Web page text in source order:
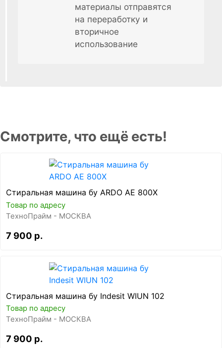
материалы отправятся
на переработку и
вторичное
использование
Смотрите, что ещё есть!
Стиральная машина бу ARDO AE 800X
Товар по адресу
ТехноПрайм - МОСКВА
7 900 р.
Стиральная машина бу Indesit WIUN 102
Товар по адресу
ТехноПрайм - МОСКВА
7 900 р.